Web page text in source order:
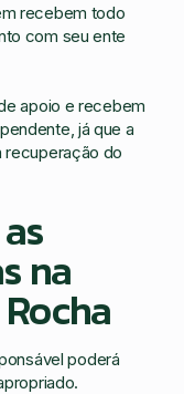
recebem todo
com seu ente
apoio e recebem
já que a
recuperação do
na
poderá